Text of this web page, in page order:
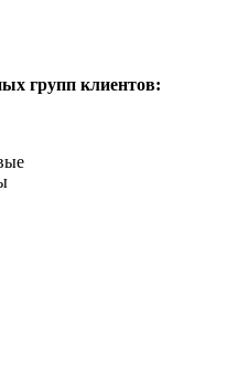
групп клиентов: